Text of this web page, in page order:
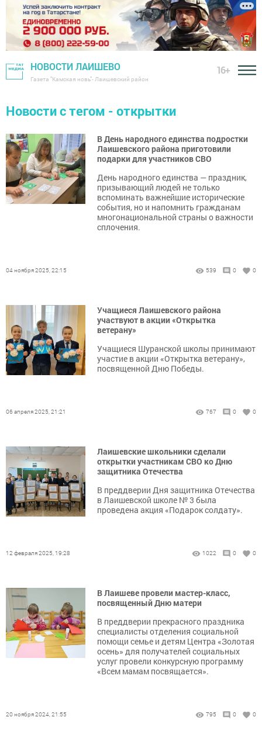
НОВОСТИ ЛАИШЕВО
Газета "Камская новь"- Лаишевский район
16+
Новости с тегом - открытки
В День народного единства подростки
Лаишевского района приготовили
подарки для участников СВО
День народного единства — праздник,
призывающий людей не только
вспоминать важнейшие исторические
события, но и напомнить гражданам
многонациональной страны о важности
сплочения.
04 ноября 2025, 22:15 539 0 0
Учащиеся Лаишевского района
участвуют в акции «Открытка
ветерану»
Учащиеся Шуранской школы принимают
участие в акции «Открытка ветерану»,
посвященной Дню Победы.
06 апреля 2025, 21:21 767 0 0
Лаишевские школьники сделали
открытки участникам СВО ко Дню
защитника Отечества
В преддверии Дня защитника Отечества
в Лаишевской школе № 3 была
проведена акция «Подарок солдату».
12 февраля 2025, 19:28 1022 0 0
В Лаишеве провели мастер-класс,
посвященный Дню матери
В преддверии прекрасного праздника
специалисты отделения социальной
помощи семье и детям Центра «Золотая
осень» для получателей социальных
услуг провели конкурсную программу
«Всем мамам посвящается».
20 ноября 2024, 21:55 795 0 0